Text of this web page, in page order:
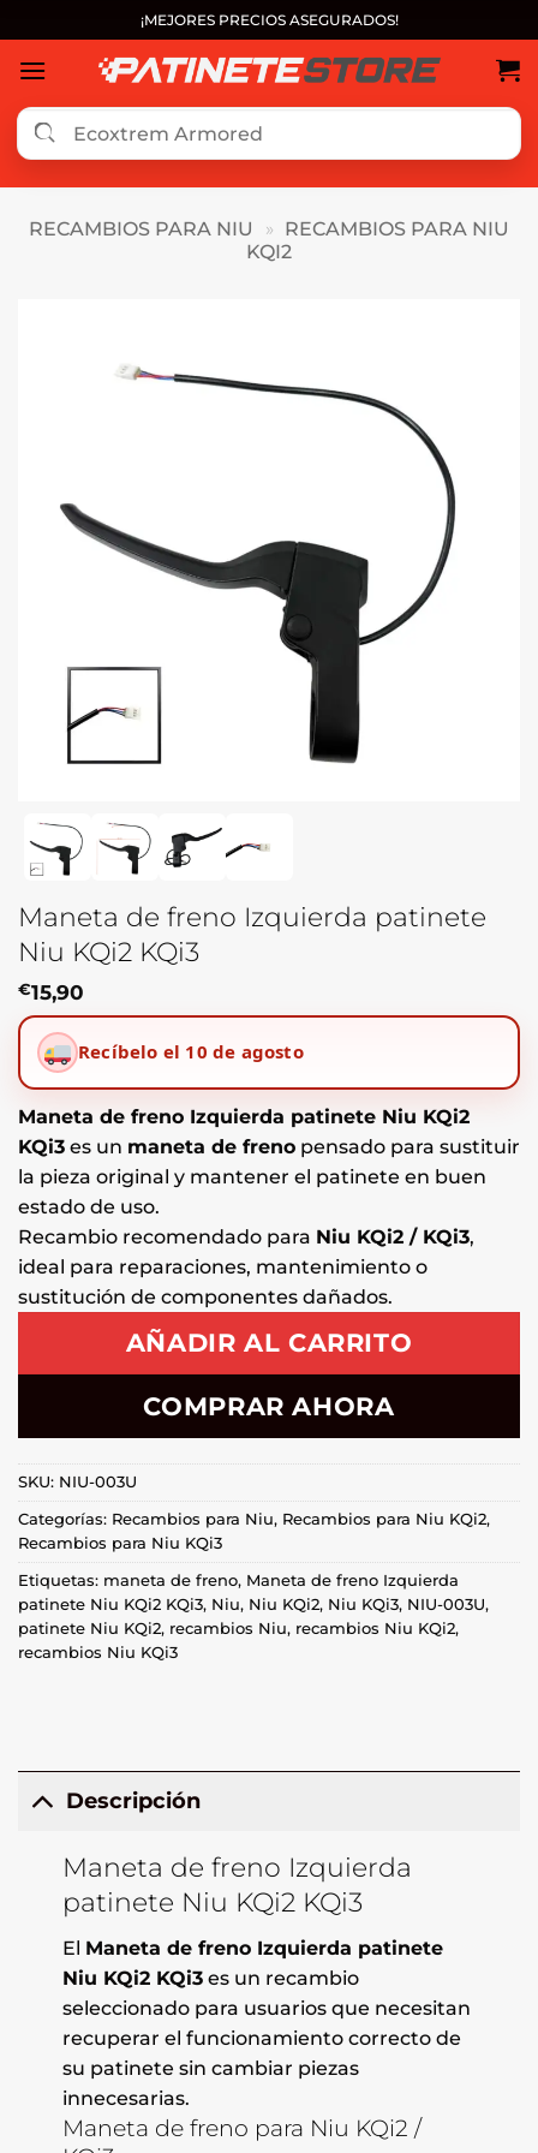
al
contenido
¡MEJORES PRECIOS ASEGURADOS!
RECAMBIOS PARA NIU » RECAMBIOS PARA NIU
KQI2
Maneta de freno Izquierda patinete
Niu KQi2 KQi3
€15,90
Recíbelo el 10 de agosto
Maneta de freno Izquierda patinete Niu KQi2
KQi3 es un maneta de freno pensado para sustituir
la pieza original y mantener el patinete en buen
estado de uso.
Recambio recomendado para Niu KQi2 / KQi3,
ideal para reparaciones, mantenimiento o
sustitución de componentes dañados.
AÑADIR AL CARRITO
COMPRAR AHORA
SKU: NIU-003U
Categorías: Recambios para Niu, Recambios para Niu KQi2,
Recambios para Niu KQi3
Etiquetas: maneta de freno, Maneta de freno Izquierda
patinete Niu KQi2 KQi3, Niu, Niu KQi2, Niu KQi3, NIU-003U,
patinete Niu KQi2, recambios Niu, recambios Niu KQi2,
recambios Niu KQi3
Descripción
Maneta de freno Izquierda
patinete Niu KQi2 KQi3
El Maneta de freno Izquierda patinete
Niu KQi2 KQi3es un recambio
seleccionado para usuarios que necesitan
recuperar el funcionamiento correcto de
su patinete sin cambiar piezas
innecesarias.
Maneta de freno para Niu KQi2 /